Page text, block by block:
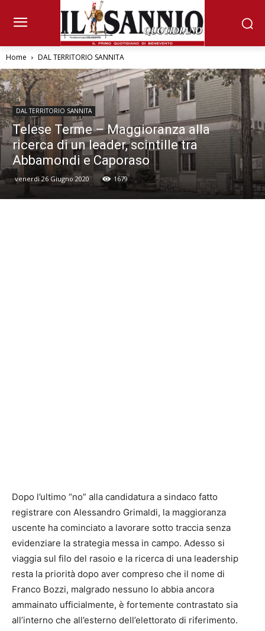
Home DAL TERRITORIO SANNITA
DAL TERRITORIO SANNITA
Telese Terme – Maggioranza alla
ricerca di un leader, scintille tra
Abbamondi e Caporaso
venerdì 26 Giugno 2020 1679
Dopo l’ultimo “no” alla candidatura a sindaco fatto
registrare con Alessandro Grimaldi, la maggioranza
uscente ha cominciato a lavorare sotto traccia senza
evidenziare la strategia messa in campo. Adesso si
viaggia sul filo del rasoio e la ricerca di una leadership
resta la priorità dopo aver compreso che il nome di
Franco Bozzi, malgrado nessuno lo abbia ancora
ammainato ufficialmente, è fortemente contrastato sia
all’interno che all’esterno dell’elettorato di riferimento.